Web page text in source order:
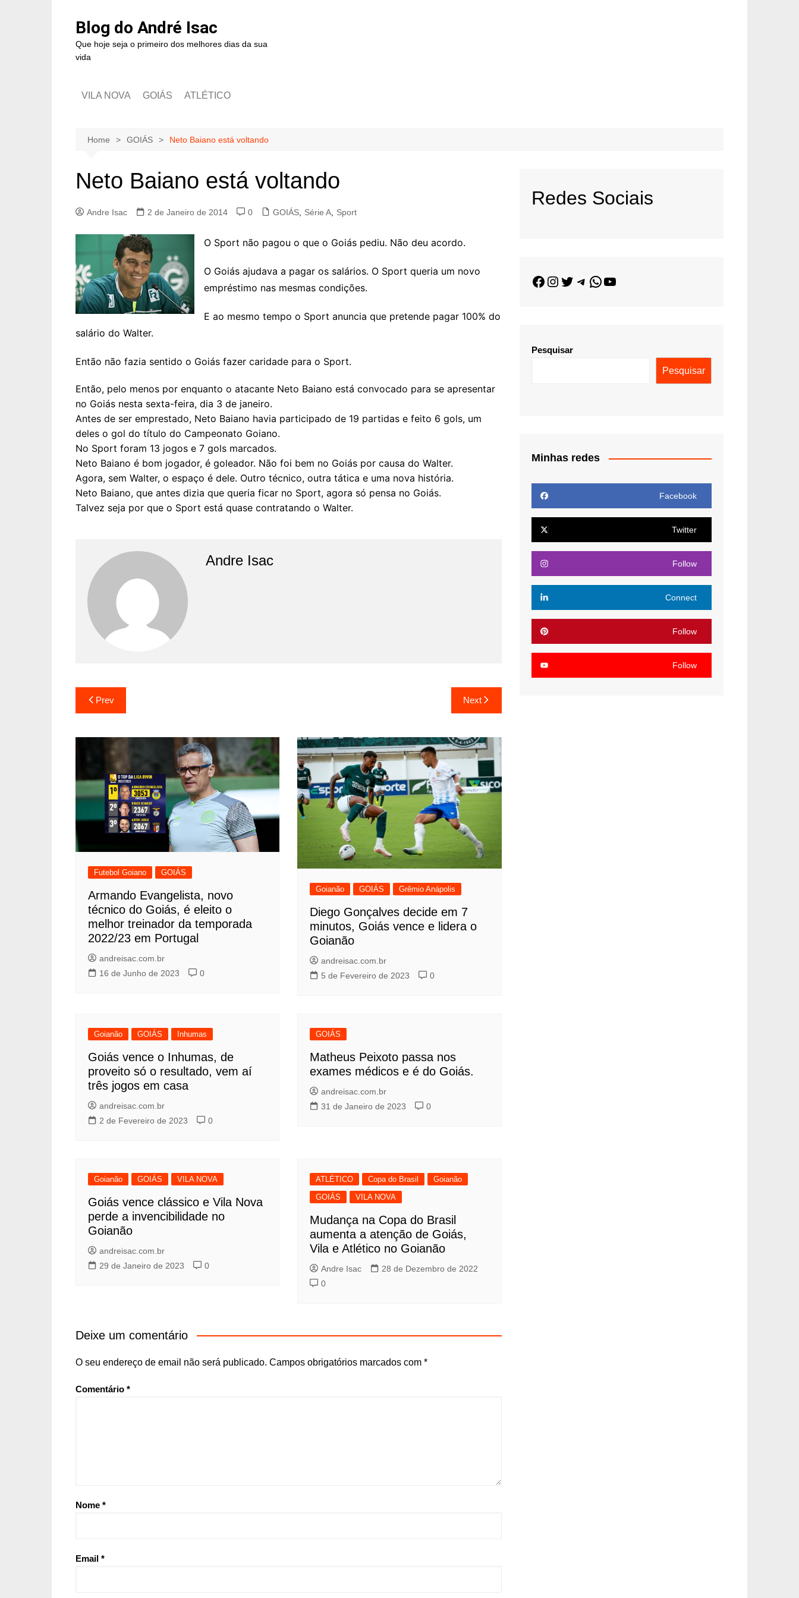
Blog do André Isac
Que hoje seja o primeiro dos melhores dias da sua
vida
VILA NOVA GOIÁS ATLÉTICO
Home GOIÁS Neto Baiano está voltando
Neto Baiano está voltando
Andre Isac 2 de Janeiro de 2014 0 GOIÁS Série A Sport
O Sport não pagou o que o Goiás pediu. Não deu acordo.
O Goiás ajudava a pagar os salários. O Sport queria um novo
empréstimo nas mesmas condições.
E ao mesmo tempo o Sport anuncia que pretende pagar 100% do
salário do Walter.
Então não fazia sentido o Goiás fazer caridade para o Sport.
Então, pelo menos por enquanto o atacante Neto Baiano está convocado para se apresentar
no Goiás nesta sexta-feira, dia 3 de janeiro.
Antes de ser emprestado, Neto Baiano havia participado de 19 partidas e feito 6 gols, um
deles o gol do título do Campeonato Goiano.
No Sport foram 13 jogos e 7 gols marcados.
Neto Baiano é bom jogador, é goleador. Não foi bem no Goiás por causa do Walter.
Agora, sem Walter, o espaço é dele. Outro técnico, outra tática e uma nova história.
Neto Baiano, que antes dizia que queria ficar no Sport, agora só pensa no Goiás.
Talvez seja por que o Sport está quase contratando o Walter.
Andre Isac
Prev Next
Futebol Goiano GOIÁS
Armando Evangelista, novo
técnico do Goiás, é eleito o
melhor treinador da temporada
2022/23 em Portugal
andreisac.com.br
16 de Junho de 2023
0
Goianão GOIÁS Grêmio Anápolis
Diego Gonçalves decide em 7
minutos, Goiás vence e lidera o
Goianão
andreisac.com.br
5 de Fevereiro de 2023
0
Goianão GOIÁS Inhumas
Goiás vence o Inhumas, de
proveito só o resultado, vem aí
três jogos em casa
andreisac.com.br
2 de Fevereiro de 2023
0
GOIÁS
Matheus Peixoto passa nos
exames médicos e é do Goiás.
andreisac.com.br
31 de Janeiro de 2023
0
Goianão GOIÁS VILA NOVA
Goiás vence clássico e Vila Nova
perde a invencibilidade no
Goianão
andreisac.com.br
29 de Janeiro de 2023
0
ATLÉTICO Copa do Brasil
Goianão
GOIÁS
VILA NOVA
Mudança na Copa do Brasil
aumenta a atenção de Goiás,
Vila e Atlético no Goianão
Andre Isac
28 de Dezembro de 2022
0
Deixe um comentário
O seu endereço de email não será publicado. Campos obrigatórios marcados com *
Comentário *
Nome *
Email *
Redes Sociais
Pesquisar
Pesquisar
Minhas redes
Facebook
Twitter
Follow
Connect
Follow
Follow